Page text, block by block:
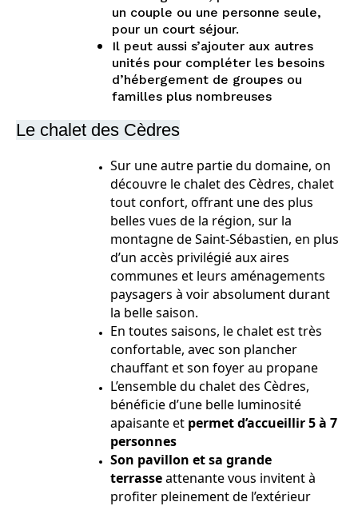
un couple ou une personne seule,
pour un court séjour.
Il peut aussi s’ajouter aux autres
unités pour compléter les besoins
d’hébergement de groupes ou
familles plus nombreuses
Le chalet des Cèdres
Sur une autre partie du domaine, on
découvre le chalet des Cèdres, chalet
tout confort, offrant une des plus
belles vues de la région, sur la
montagne de Saint-Sébastien, en plus
d’un accès privilégié aux aires
communes et leurs aménagements
paysagers à voir absolument durant
la belle saison.
En toutes saisons, le chalet est très
confortable, avec son plancher
chauffant et son foyer au propane
L’ensemble du chalet des Cèdres,
bénéficie d’une belle luminosité
apaisante et permet d’accueillir 5 à 7
personnes
Son pavillon et sa grande
terrasseattenante vous invitent à
profiter pleinement de l’extérieur